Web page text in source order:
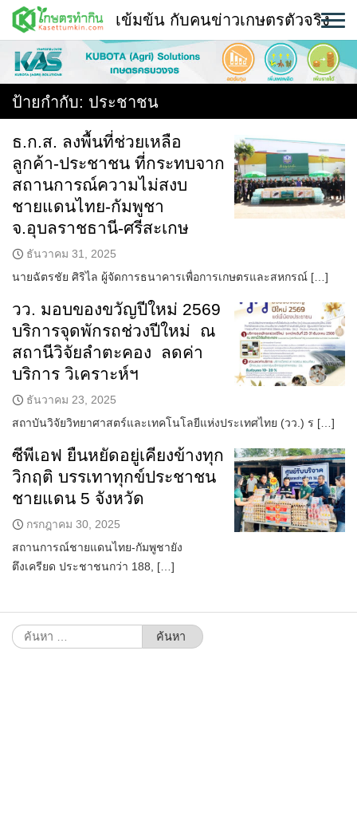
Skip
content
พืช
หน้าแรก
แวดวงเกษตร
ใคร ทำอะไร ที่ไหน
สถานีข่าววันนี้
เข้มข้น กับคนข่าวเกษตรตัวจริง
ป้ายกำกับ: ประชาชน
ธ.ก.ส. ลงพื้นที่ช่วยเหลือ
ลูกค้า-ประชาชน ที่กระทบจาก
สถานการณ์ความไม่สงบ
ชายแดนไทย-กัมพูชา
จ.อุบลราชธานี-ศรีสะเกษ
ธันวาคม 31, 2025
นายฉัตรชัย ศิริไล ผู้จัดการธนาคารเพื่อการเกษตรและสหกรณ์ […]
วว. มอบของขวัญปีใหม่ 2569
บริการจุดพักรถช่วงปีใหม่ ณ
สถานีวิจัยลำตะคอง ลดค่า
บริการ วิเคราะห์ฯ
ธันวาคม 23, 2025
สถาบันวิจัยวิทยาศาสตร์และเทคโนโลยีแห่งประเทศไทย (วว.) ร […]
ซีพีเอฟ ยืนหยัดอยู่เคียงข้างทุก
วิกฤติ บรรเทาทุกข์ประชาชน
ชายแดน 5 จังหวัด
กรกฎาคม 30, 2025
สถานการณ์ชายแดนไทย-กัมพูชายัง
ตึงเครียด ประชาชนกว่า 188, […]
ค้นหา
สำหรับ: